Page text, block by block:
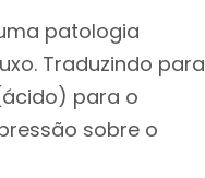
patologia
Traduzindo para
para o
sobre o